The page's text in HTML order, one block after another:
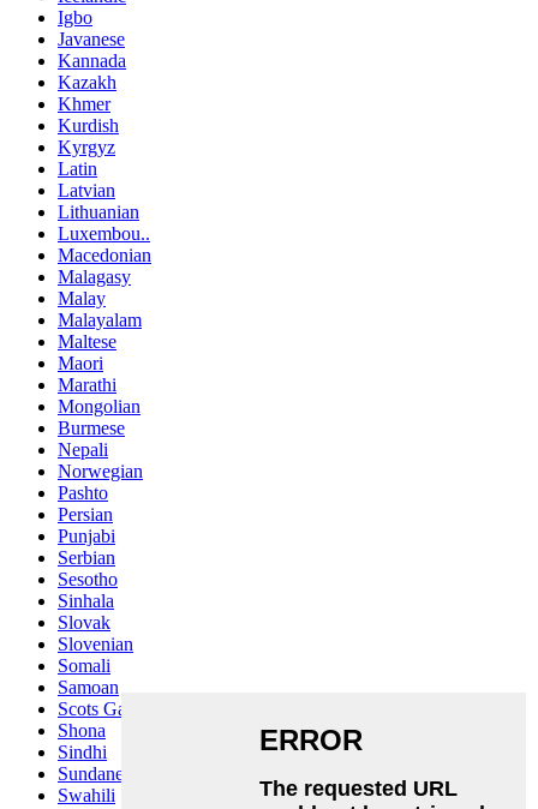
Igbo
Javanese
Kannada
Kazakh
Khmer
Kurdish
Kyrgyz
Latin
Latvian
Lithuanian
Luxembou..
Macedonian
Malagasy
Malay
Malayalam
Maltese
Maori
Marathi
Mongolian
Burmese
Nepali
Norwegian
Pashto
Persian
Punjabi
Serbian
Sesotho
Sinhala
Slovak
Slovenian
Somali
Samoan
Scots Gaelic
Shona
Sindhi
Sundanese
Swahili